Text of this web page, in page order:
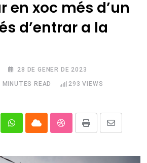
en xoc més d’un
d’entrar a la
28 DE GENER DE 2023
MINUTES READ 293 VIEWS
WhatsappCloud StumbleUpon
Print
Share
Email